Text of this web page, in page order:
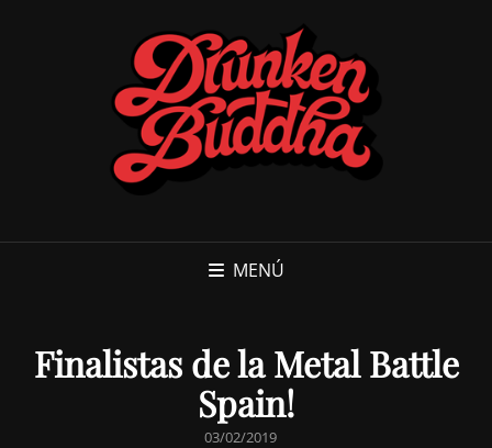
MENÚ
Finalistas de la Metal Battle
Spain!
PUBLICADO
03/02/2019